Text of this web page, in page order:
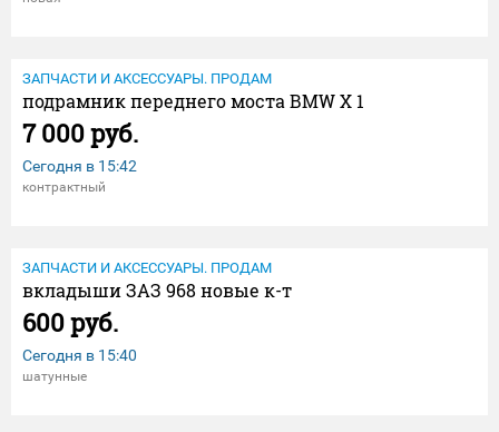
ЗАПЧАСТИ И АКСЕССУАРЫ. ПРОДАМ
подрамник переднего моста BMW X 1
7 000 руб.
Сегодня в 15:42
контрактный
ЗАПЧАСТИ И АКСЕССУАРЫ. ПРОДАМ
вкладыши ЗАЗ 968 новые к-т
600 руб.
Сегодня в 15:40
шатунные